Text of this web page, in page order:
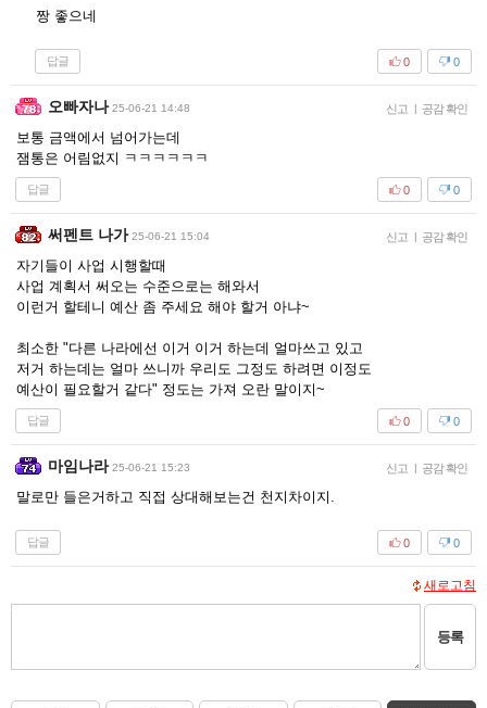
짱 좋으네
답글 0
0
오빠자나 25-06-21 14:48 신고 | 공감 확인
보통 금액에서 넘어가는데
잼통은 어림없지 ㅋㅋㅋㅋㅋㅋ
답글 0
0
써펜트 나가 25-06-21 15:04 신고 | 공감 확인
자기들이 사업 시행할때
사업 계획서 써오는 수준으로는 해와서
이런거 할테니 예산 좀 주세요 해야 할거 아냐~
최소한 "다른 나라에선 이거 이거 하는데 얼마쓰고 있고
저거 하는데는 얼마 쓰니까 우리도 그정도 하려면 이정도
예산이 필요할거 같다" 정도는 가져 오란 말이지~
답글 0
0
마임나라 25-06-21 15:23 신고 | 공감 확인
말로만 들은거하고 직접 상대해보는건 천지차이지.
답글 0
0
새로고침
등록